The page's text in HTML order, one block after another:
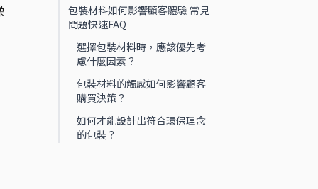
包裝材料如何影響顧客體驗 常見
問題快速FAQ
選擇包裝材料時，應該優先考
慮什麼因素？
包裝材料的觸感如何影響顧客
購買決策？
如何才能設計出符合環保理念
的包裝？